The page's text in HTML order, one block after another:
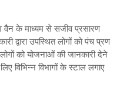
वैन के माध्यम से सजीव प्रसारण
द्वारा उपस्थित लोगों को पंच प्रण
को योजनाओं की जानकारी देने
विभिन्न विभागों के स्टाल लगाए